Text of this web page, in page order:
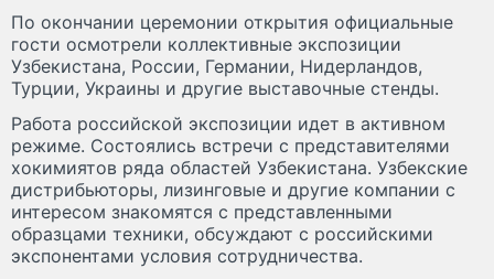
По окончании церемонии открытия официальные
гости осмотрели коллективные экспозиции
Узбекистана, России, Германии, Нидерландов,
Турции, Украины и другие выставочные стенды.
Работа российской экспозиции идет в активном
режиме. Состоялись встречи с представителями
хокимиятов ряда областей Узбекистана. Узбекские
дистрибьюторы, лизинговые и другие компании с
интересом знакомятся с представленными
образцами техники, обсуждают с российскими
экспонентами условия сотрудничества.